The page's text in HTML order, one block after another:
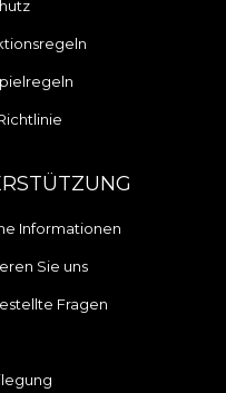
Informationen
Sie uns
Fragen